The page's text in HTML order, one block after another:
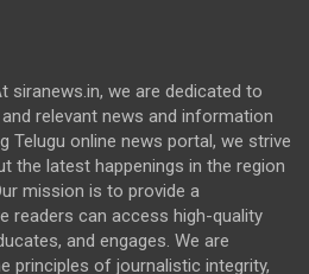
siranews.in, we are dedicated to
relevant news and information
Telugu online news portal, we strive
the latest happenings in the region
mission is to provide a
readers can access high-quality
and engages. We are
principles of journalistic integrity,